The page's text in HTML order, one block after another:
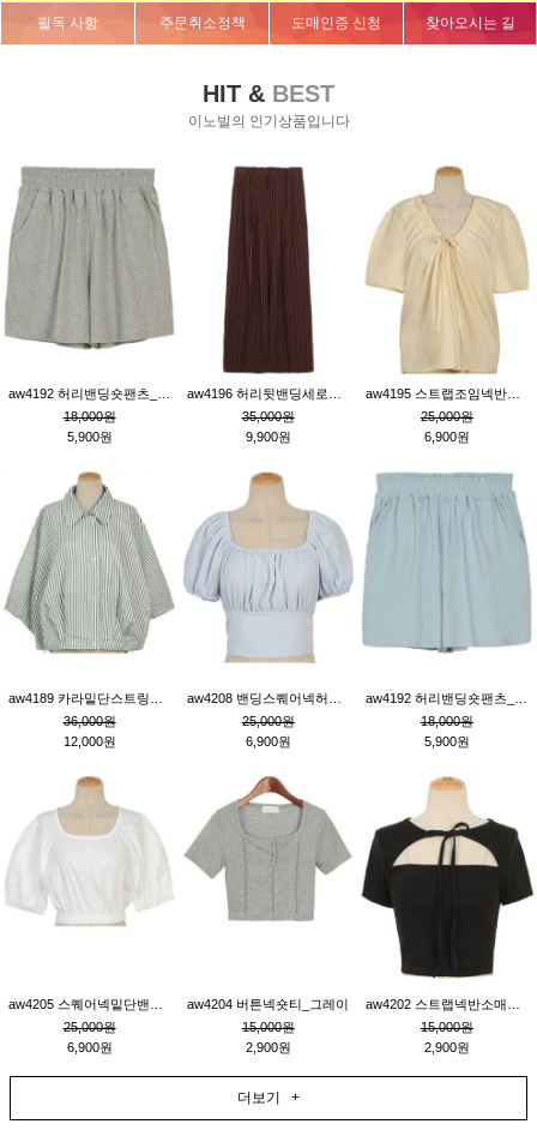
필독 사항 주문취소정책 도매인증 신청 찾아오시는 길
HIT & BEST
이노빌의 인기상품입니다
18,000원
5,900원
35,000원
9,900원
25,000원
6,900원
36,000원
12,000원
25,000원
6,900원
18,000원
5,900원
25,000원
6,900원
aw4204 버튼넥숏티_그레이
15,000원
2,900원
15,000원
2,900원
더보기 +